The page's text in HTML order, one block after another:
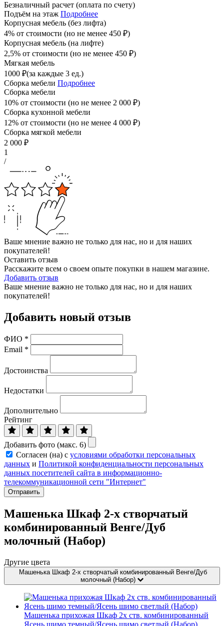
Безналичный расчет (оплата по счету)
Подъём на этаж Подробнее
Корпусная мебель (без лифта)
4% от стоимости (но не менее 450 ₽)
Корпусная мебель (на лифте)
2,5% от стоимости (но не менее 450 ₽)
Мягкая мебель
1000 ₽(за каждые 3 ед.)
Сборка мебели Подробнее
Сборка мебели
10% от стоимости (но не менее 2 000 ₽)
Сборка кухонной мебели
12% от стоимости (но не менее 4 000 ₽)
Сборка мягкой мебели
2 000 ₽
1
/
Ваше мнение важно не только для нас, но и для наших
покупателей!
Оставить отзыв
Расскажите всем о своем опыте покупки в нашем магазине.
Добавить отзыв
Ваше мнение важно не только для нас, но и для наших
покупателей!
Добавить новый отзыв
ФИО *
Email *
Достоинства
Недостатки
Дополнительно
Рейтинг
Добавить фото (макс. 6)
Согласен (на) с условиями обработки персональных
данных и Политикой конфиденциальности персональных
данных посетителей сайта в информационно-
телекоммуникационной сети "Интернет"
Отправить
Машенька Шкаф 2-х створчатый
комбинированный Венге/Дуб
молочный (Набор)
Другие цвета
Машенька Шкаф 2-х створчатый комбинированный Венге/Дуб
молочный (Набор)
Машенька прихожая Шкаф 2х ств. комбинированный
Ясень шимо темный/Ясень шимо светлый (Набор)